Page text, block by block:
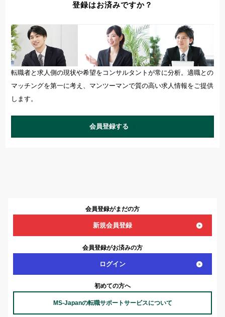
登録はお済みですか？
転職者と求人側の現状や希望をコンサルタントが常に分析。適職との
マッチングを第一に考え、マンツーマンで質の高い求人情報をご提供
します。
会員登録する
会員登録がまだの方
新規会員登録
会員登録がお済みの方
ログイン
初めての方へ
MS-Japanの転職サポートサービスについて